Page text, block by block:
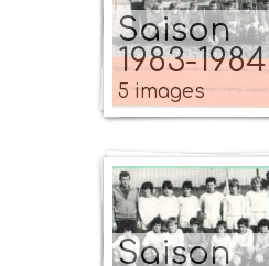
Saison
1983-1984
5 images
Saison